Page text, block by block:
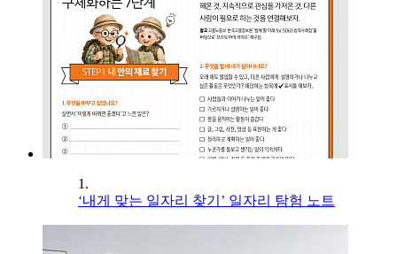
1.
‘내게 맞는 일자리 찾기’ 일자리 탐험 노트